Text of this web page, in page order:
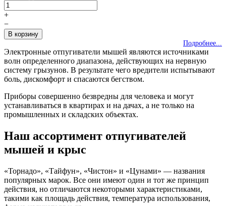
+
−
Подробнее...
Электронные отпугиватели мышей являются источниками
волн определенного диапазона, действующих на нервную
систему грызунов. В результате чего вредители испытывают
боль, дискомфорт и спасаются бегством.
Приборы совершенно безвредны для человека и могут
устанавливаться в квартирах и на дачах, а не только на
промышленных и складских объектах.
Наш ассортимент отпугивателей
мышей и крыс
«Торнадо», «Тайфун», «Чистон» и «Цунами» — названия
популярных марок. Все они имеют один и тот же принцип
действия, но отличаются некоторыми характеристиками,
такими как площадь действия, температура использования,